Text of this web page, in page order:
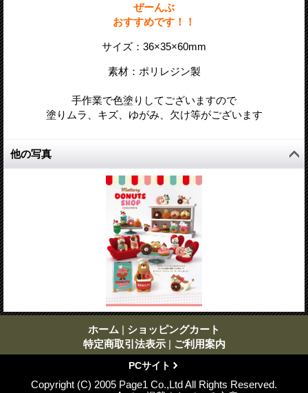
ぜーんぶ
おすすめです！！
サイズ： 36×35×60mm
素材：ポリレジン製
手作業で色塗りしてございますので
塗りムラ、キズ、ゆがみ、欠け等がございます
他の写真
ホーム | ショッピングカート
特定商取引法表示 | ご利用案内
PCサイト
Copyright (C) 2005 Page1 Co.,Ltd All Rights Reserved.